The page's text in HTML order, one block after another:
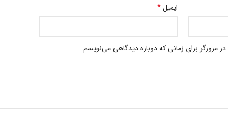
ایمیل*
مرورگر برای زمانی که دوباره دیدگاهی می‌نویسم.